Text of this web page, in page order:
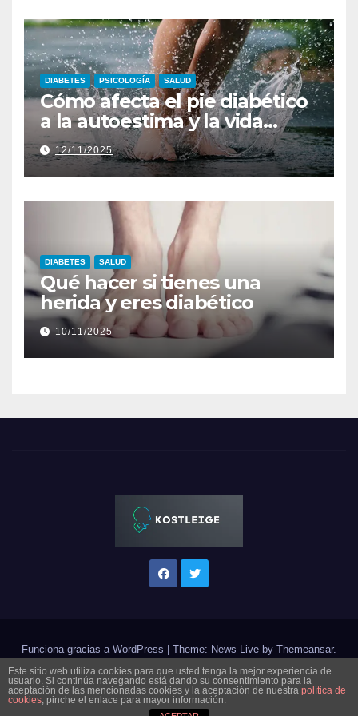
DIABETES PSICOLOGÍA SALUD
Cómo afecta el pie diabético
a la autoestima y la vida
diaria
12/11/2025
DIABETES SALUD
Qué hacer si tienes una
herida y eres diabético
10/11/2025
Funciona gracias a WordPress Theme: News Live by Themeansar.
Categorías Acerca de Aviso de privacidad
Este sitio web utiliza cookies para que usted tenga la mejor experiencia de
usuario. Si continúa navegando está dando su consentimiento para la
aceptación de las mencionadas cookies y la aceptación de nuestra política de
cookies, pinche el enlace para mayor información.